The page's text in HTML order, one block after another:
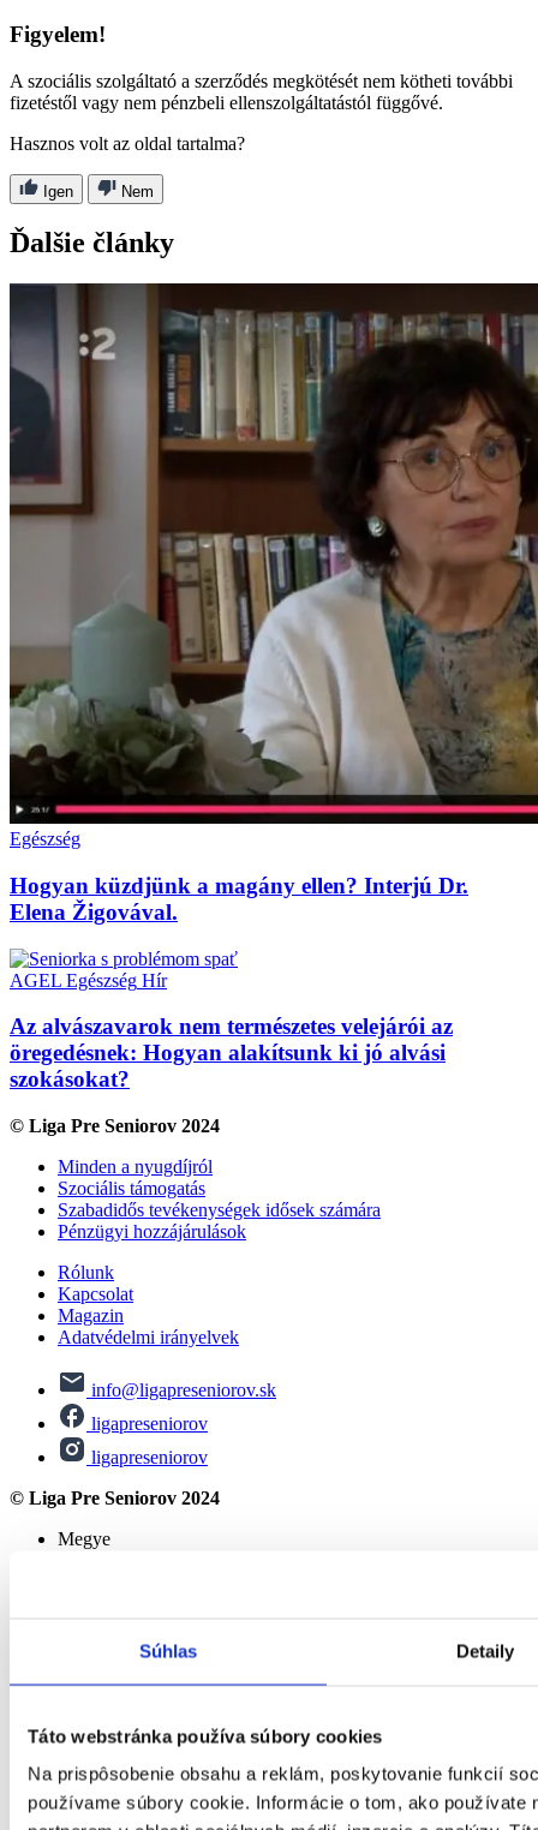
Súhlas Detaily
Táto webstránka používa súbory cookies
Na prispôsobenie obsahu a reklám, poskytovanie funkcií
používame súbory cookie. Informácie o tom, ako používate
Figyelem!
A szociális szolgáltató a szerződés megkötését nem kötheti további
fizetéstől vagy nem pénzbeli ellenszolgáltatástól függővé.
Hasznos volt az oldal tartalma?
Igen Nem
Ďalšie články
Egészség
Hogyan küzdjünk a magány ellen? Interjú Dr.
Elena Žigovával.
AGEL Egészség Hír
Az alvászavarok nem természetes velejárói az
öregedésnek: Hogyan alakítsunk ki jó alvási
szokásokat?
© Liga Pre Seniorov 2024
Minden a nyugdíjról
Szociális támogatás
Szabadidős tevékenységek idősek számára
Pénzügyi hozzájárulások
Rólunk
Kapcsolat
Magazin
Adatvédelmi irányelvek
info@ligapreseniorov.sk
ligapreseniorov
ligapreseniorov
© Liga Pre Seniorov 2024
Megye
Prešov
Trnava
Minden a nyugdíjról
Öregségi nyugdíj
Előrehozott öregségi nyugdíj
Rokkantsági nyugdíj